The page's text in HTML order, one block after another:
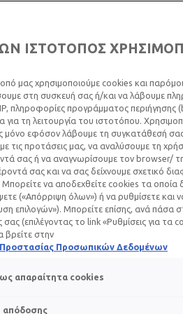
Η
όπως είναι οι κηλίδες, οι
ή τραύματα ή και τσιμπήματα
με πολλές μορφές, αλλά η
σε φλεγμονή του δέρματος.
περισσότερα σχετικά με το
τον σχηματισμό τους εξ
της La Roche-Posay και βρείτε
ΙΣΤΟΤΟΠΟΣ
μας χρησιμοποιούμε cookies και
στη συσκευή σας ή/και να λάβουμε
πληροφορίες προγράμματος
για τη λειτουργία του ιστοτόπου.
μόνο εφόσον λάβουμε τη συγκατάθεσή
τις προτάσεις μας, να αναλύσουμε τη
σας ή να αναγνωρίσουμε τον browser/
σας και να σας δείχνουμε σχετικό
Μπορείτε να αποδεχθείτε cookies τα οποία
(«Απόρριψη όλων») ή να ρυθμίσετε και
επιλογών»). Μπορείτε επίσης, ανά πάσα
σας (επιλέγοντας το link «Ρυθμίσεις για
βρείτε στην
Προστασίας Προσωπικών Δεδομένων
απαραίτητα cookies
απόδοσης